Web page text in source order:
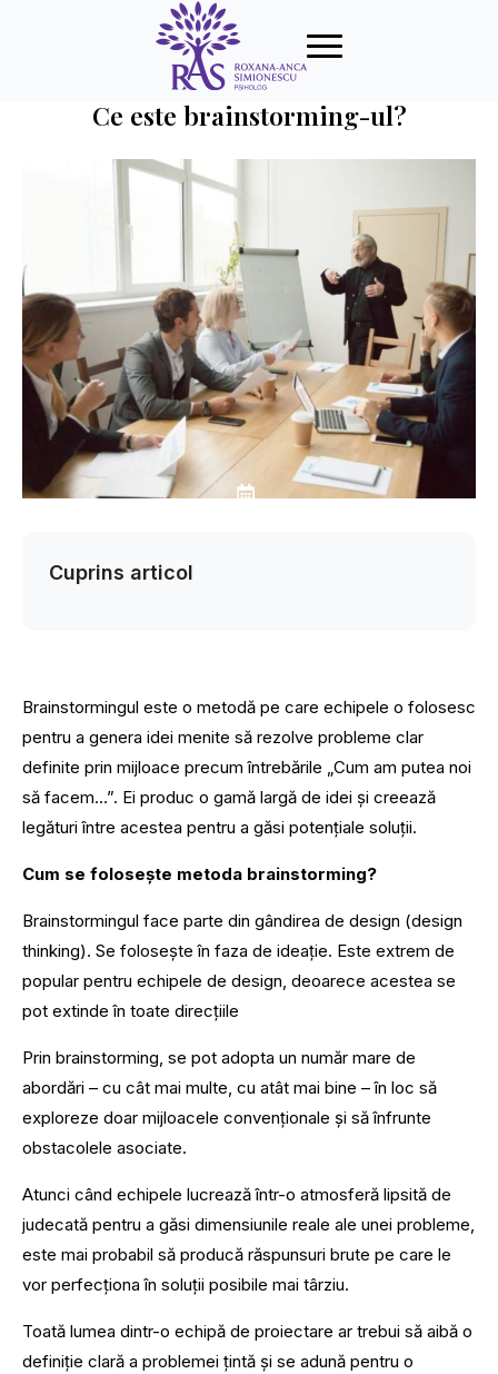
Ce este brainstorming-ul?
Cuprins articol
Brainstormingul este o metodă pe care echipele o folosesc
pentru a genera idei menite să rezolve probleme clar
definite prin mijloace precum întrebările „Cum am putea noi
să facem…”. Ei produc o gamă largă de idei și creează
legături între acestea pentru a găsi potențiale soluții.
Cum se folosește metoda brainstorming?
Brainstormingul face parte din gândirea de design (design
thinking). Se folosește în faza de ideație. Este extrem de
popular pentru echipele de design, deoarece acestea se
pot extinde în toate direcțiile
Prin brainstorming, se pot adopta un număr mare de
abordări – cu cât mai multe, cu atât mai bine – în loc să
exploreze doar mijloacele convenționale și să înfrunte
obstacolele asociate.
Atunci când echipele lucrează într-o atmosferă lipsită de
judecată pentru a găsi dimensiunile reale ale unei probleme,
este mai probabil să producă răspunsuri brute pe care le
vor perfecționa în soluții posibile mai târziu.
Toată lumea dintr-o echipă de proiectare ar trebui să aibă o
definiție clară a problemei țintă și se adună pentru o